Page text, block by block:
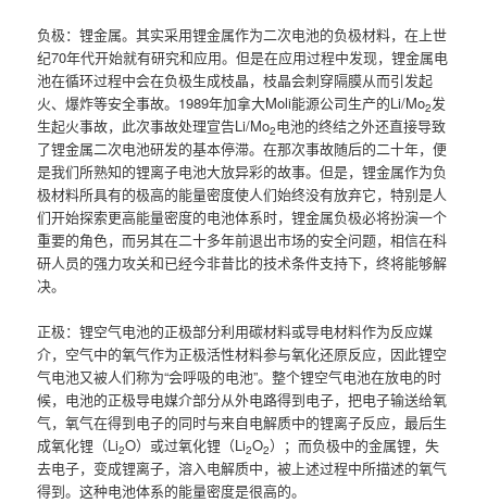
负极：锂金属。其实采用锂金属作为二次电池的负极材料，在上世
纪70年代开始就有研究和应用。但是在应用过程中发现，锂金属电
池在循环过程中会在负极生成枝晶，枝晶会刺穿隔膜从而引发起
火、爆炸等安全事故。1989年加拿大Moli能源公司生产的Li/Mo2发
生起火事故，此次事故处理宣告Li/Mo2电池的终结之外还直接导致
了锂金属二次电池研发的基本停滞。在那次事故随后的二十年，便
是我们所熟知的锂离子电池大放异彩的故事。但是，锂金属作为负
极材料所具有的极高的能量密度使人们始终没有放弃它，特别是人
们开始探索更高能量密度的电池体系时，锂金属负极必将扮演一个
重要的角色，而另其在二十多年前退出市场的安全问题，相信在科
研人员的强力攻关和已经今非昔比的技术条件支持下，终将能够解
决。
正极：锂空气电池的正极部分利用碳材料或导电材料作为反应媒
介，空气中的氧气作为正极活性材料参与氧化还原反应，因此锂空
气电池又被人们称为“会呼吸的电池”。整个锂空气电池在放电的时
候，电池的正极导电媒介部分从外电路得到电子，把电子输送给氧
气，氧气在得到电子的同时与来自电解质中的锂离子反应，最后生
成氧化锂（Li2O）或过氧化锂（Li2O2）；而负极中的金属锂，失
去电子，变成锂离子，溶入电解质中，被上述过程中所描述的氧气
得到。这种电池体系的能量密度是很高的。